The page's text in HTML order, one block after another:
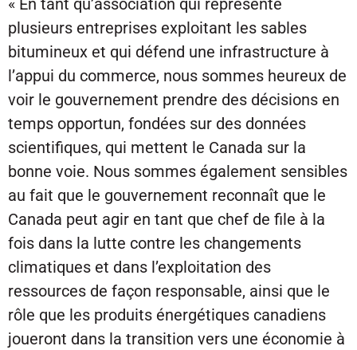
« En tant qu’association qui représente
plusieurs entreprises exploitant les sables
bitumineux et qui défend une infrastructure à
l’appui du commerce, nous sommes heureux de
voir le gouvernement prendre des décisions en
temps opportun, fondées sur des données
scientifiques, qui mettent le Canada sur la
bonne voie. Nous sommes également sensibles
au fait que le gouvernement reconnaît que le
Canada peut agir en tant que chef de file à la
fois dans la lutte contre les changements
climatiques et dans l’exploitation des
ressources de façon responsable, ainsi que le
rôle que les produits énergétiques canadiens
joueront dans la transition vers une économie à